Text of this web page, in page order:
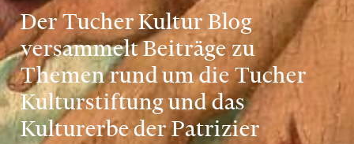
Der Tucher Kultur Blog
versammelt Beiträge zu
Themen rund um die Tucher
Kulturstiftung und das
Kulturerbe der Patrizier